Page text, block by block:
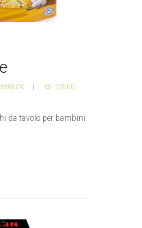
10060
da tavolo per bambini